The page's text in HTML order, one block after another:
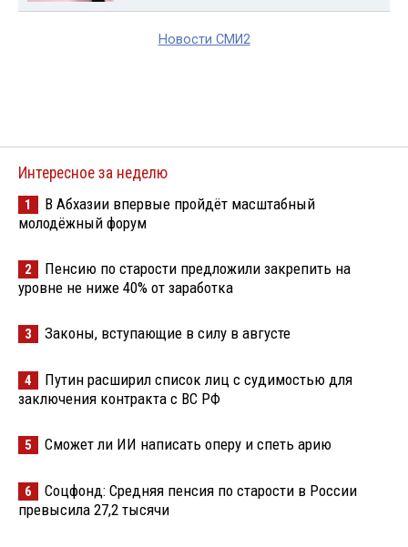
Новости СМИ2
Интересное за неделю
1
В Абхазии впервые пройдёт масштабный
молодёжный форум
2
Пенсию по старости предложили закрепить на
уровне не ниже 40% от заработка
3 Законы, вступающие в силу в августе
4
Путин расширил список лиц с судимостью для
заключения контракта с ВС РФ
5 Сможет ли ИИ написать оперу и спеть арию
6
Соцфонд: Средняя пенсия по старости в России
превысила 27,2 тысячи